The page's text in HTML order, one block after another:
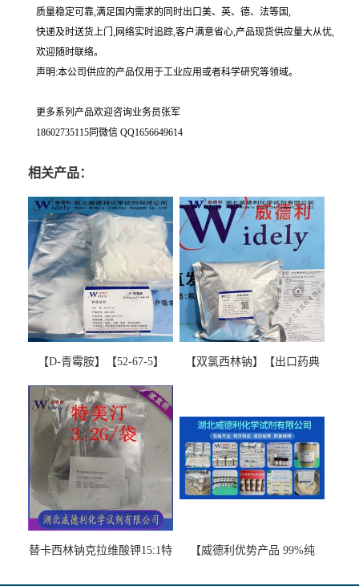
质量稳定可靠,满足国内需求的同时出口美、英、德、法等国,
快递及时送货上门,网络实时追踪,客户满意省心,产品现货供应量大从优,
欢迎随时联络。
声明:本公司供应的产品仅用于工业应用或者科学研究等领域。
更多系列产品欢迎咨询业务员张军
18602735115同微信 QQ1656649614
相关产品：
【D-青霉胺】【52-67-5】
图谱检测方法现货供应咨询
张军52-67-5
【双氯西林钠】【出口药典
替卡西林钠克拉维酸钾15:1特
【威德利优势产品 99%纯